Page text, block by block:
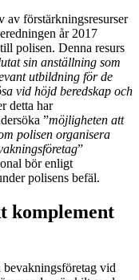
av förstärkningsresurser
år 2017
polisen. Denna resurs
sin anställning som
utbildning för de
vid höjd beredskap och
detta har
”möjligheten att
polisen organisera
”
bör enligt
polisens befäl.
komplement
bevakningsföretag vid